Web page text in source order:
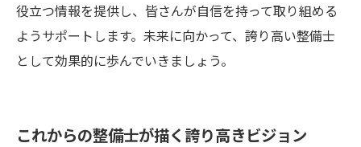
役立つ情報を提供し、皆さんが自信を持って取り組める
ようサポートします。未来に向かって、誇り高い整備士
として効果的に歩んでいきましょう。
これからの整備士が描く誇り高きビジョン